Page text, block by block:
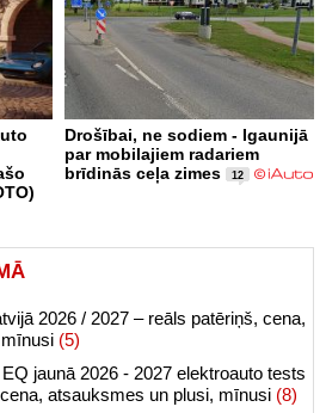
Drošībai, ne sodiem - Igaunijā
par mobilajiem radariem
brīdinās ceļa zimes
12
2026 / 2027 – reāls patēriņš, cena,
(5)
jaunā 2026 - 2027 elektroauto tests
atsauksmes un plusi, mīnusi (8)